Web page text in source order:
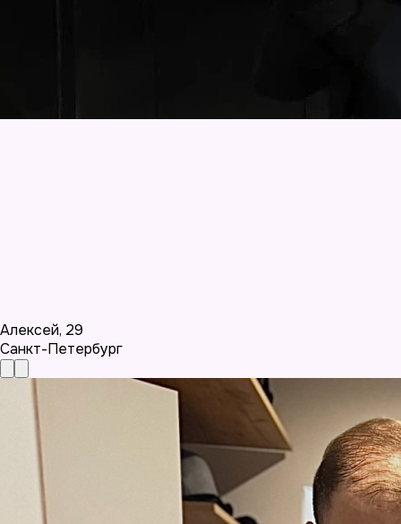
Алексей, 29
Санкт-Петербург